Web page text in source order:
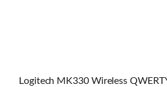
Logitech MK330 Wireless